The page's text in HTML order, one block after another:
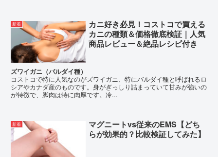
新着
カニ好き必見！コストコで買える
カニの種類＆価格徹底検証｜人気
商品レビュー＆絶品レシピ付き
ズワイガニ（バルダイ種）
コストコで特に人気なのがズワイガニ、特にバルダイ種と呼ばれるロ
シアやカナダ産のものです。身がぎっしり詰まっていて甘みが強いの
が特徴で、脚肉は特に肉厚です。冷...
新着
マグニートvs従来のEMS【どち
らが効果的？比較検証してみた】